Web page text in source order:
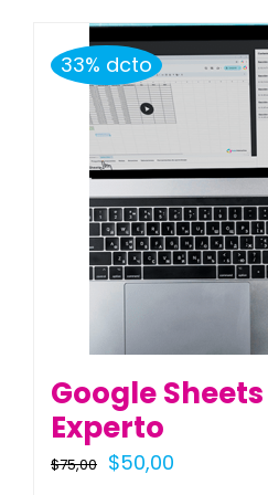
33% dcto
Google
Experto
$75,00 El
$50,00